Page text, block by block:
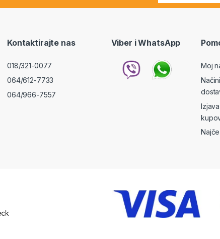
Kontaktirajte nas
018/321-0077
064/612-7733
064/966-7557
Viber i WhatsApp
Moj